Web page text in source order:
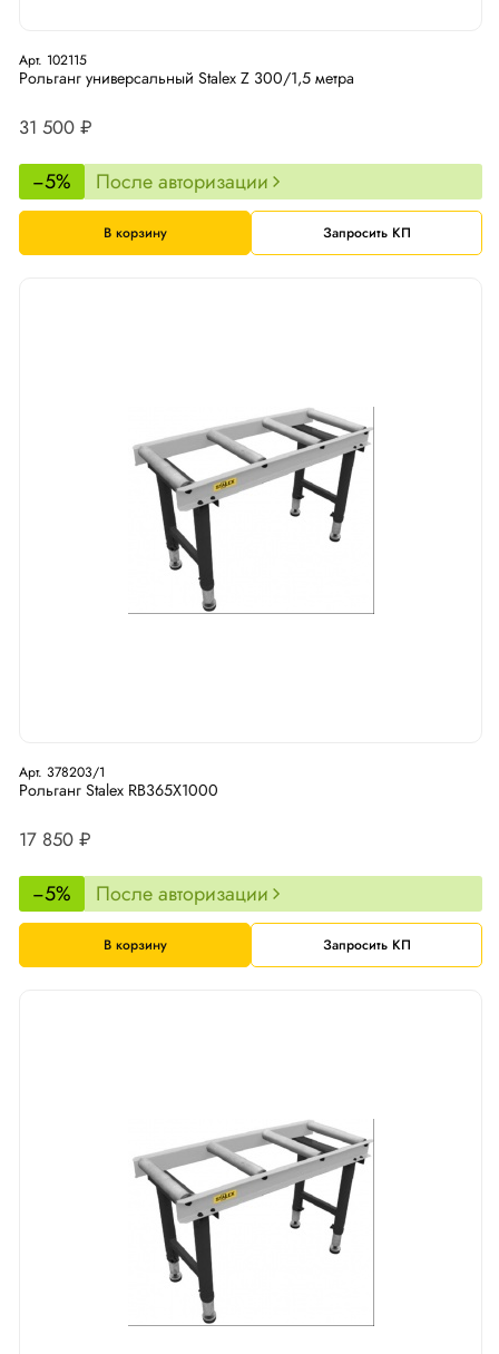
Арт. 102115
Рольганг универсальный Stalex Z 300/1,5 метра
31 500 ₽
−5% После авторизации
В корзину Запросить КП
Арт. 378203/1
Рольганг Stalex RB365X1000
17 850 ₽
−5% После авторизации
В корзину Запросить КП